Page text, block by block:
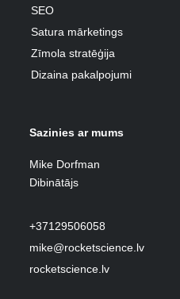
SEO
Satura mārketings
Zīmola stratēģija
Dizaina pakalpojumi
Sazinies ar mums
Mike Dorfman
Dibinātājs
+37129506058
mike@rocketscience.lv
rocketscience.lv